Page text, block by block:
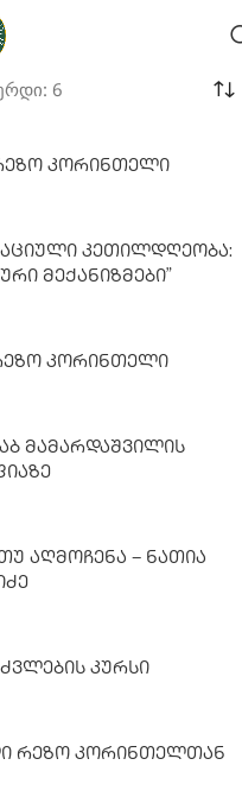
6
Კორინთელი
Კეთილდღეობა:
Მექანიზმები”
Კორინთელი
Მამარდაშვილის
Აღმოჩენა – Ნათია
Კურსი
Რეზო Კორინთელთან